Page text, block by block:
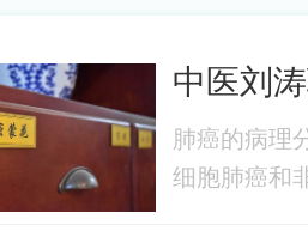
中医刘
肺癌的病理
细胞肺癌和